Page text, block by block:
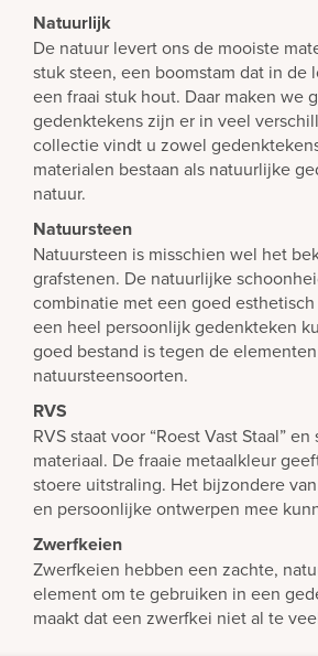
Natuurlijk
De natuur levert ons de mooiste
stuk steen, een boomstam dat in
een fraai stuk hout. Daar maken we
gedenktekens zijn er in veel
collectie vindt u zowel
materialen bestaan als natuurlijke
natuur.
Natuursteen
Natuursteen is misschien wel het
grafstenen. De natuurlijke
combinatie met een goed
een heel persoonlijk gedenkteken
goed bestand is tegen de
natuursteensoorten.
RVS
RVS staat voor “Roest Vast Staal”
materiaal. De fraaie metaalkleur
stoere uitstraling. Het bijzondere
en persoonlijke ontwerpen mee
Zwerfkeien
Zwerfkeien hebben een zachte,
element om te gebruiken in een
maakt dat een zwerfkei niet al te